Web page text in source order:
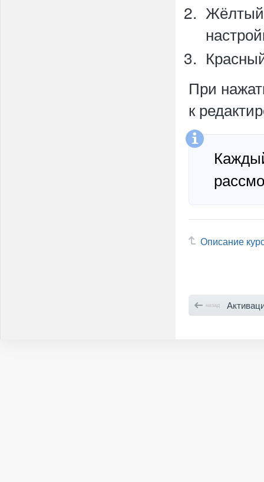
При
к
Описание
назад